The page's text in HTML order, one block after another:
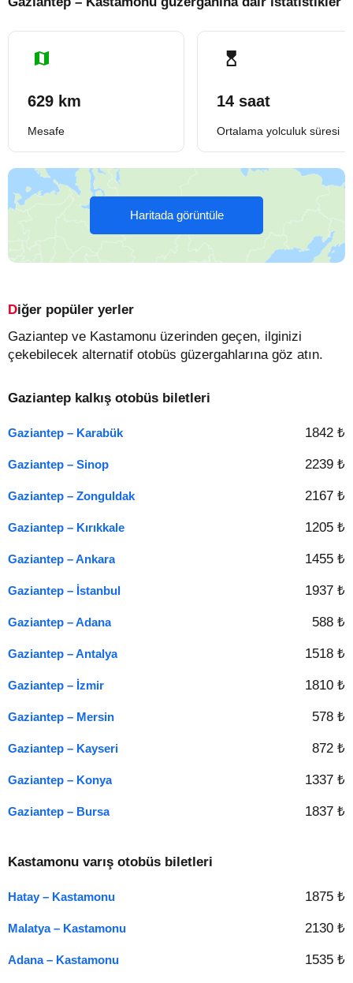
629 km
Mesafe
14 saat
Ortalama yolculuk süresi
Haritada görüntüle
Diğer popüler yerler
Gaziantep ve Kastamonu üzerinden geçen, ilginizi
çekebilecek alternatif otobüs güzergahlarına göz atın.
Gaziantep kalkış otobüs biletleri
Gaziantep – Karabük 1842 ₺
Gaziantep – Sinop 2239 ₺
Gaziantep – Zonguldak 2167 ₺
Gaziantep – Kırıkkale 1205 ₺
Gaziantep – Ankara 1455 ₺
Gaziantep – İstanbul 1937 ₺
Gaziantep – Adana 588 ₺
Gaziantep – Antalya 1518 ₺
Gaziantep – İzmir 1810 ₺
Gaziantep – Mersin 578 ₺
Gaziantep – Kayseri 872 ₺
Gaziantep – Konya 1337 ₺
Gaziantep – Bursa 1837 ₺
Kastamonu varış otobüs biletleri
Hatay – Kastamonu 1875 ₺
Malatya – Kastamonu 2130 ₺
Adana – Kastamonu 1535 ₺